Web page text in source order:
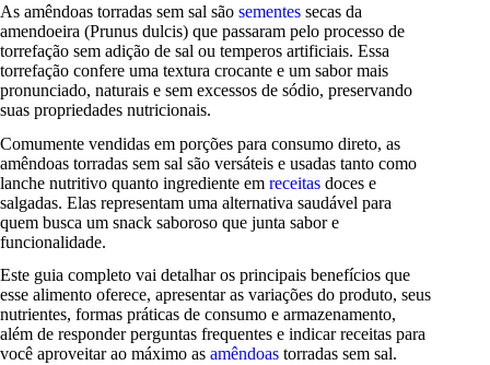
As amêndoas torradas sem sal são sementes secas da
amendoeira (Prunus dulcis) que passaram pelo processo de
torrefação sem adição de sal ou temperos artificiais. Essa
torrefação confere uma textura crocante e um sabor mais
pronunciado, naturais e sem excessos de sódio, preservando
suas propriedades nutricionais.
Comumente vendidas em porções para consumo direto, as
amêndoas torradas sem sal são versáteis e usadas tanto como
lanche nutritivo quanto ingrediente em receitas doces e
salgadas. Elas representam uma alternativa saudável para
quem busca um snack saboroso que junta sabor e
funcionalidade.
Este guia completo vai detalhar os principais benefícios que
esse alimento oferece, apresentar as variações do produto, seus
nutrientes, formas práticas de consumo e armazenamento,
além de responder perguntas frequentes e indicar receitas para
você aproveitar ao máximo as amêndoas torradas sem sal.